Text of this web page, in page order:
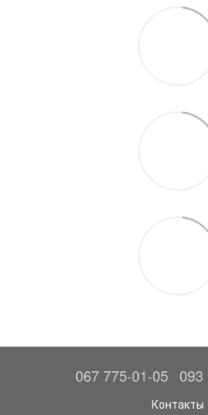
067 775-01-05 093
Контакты